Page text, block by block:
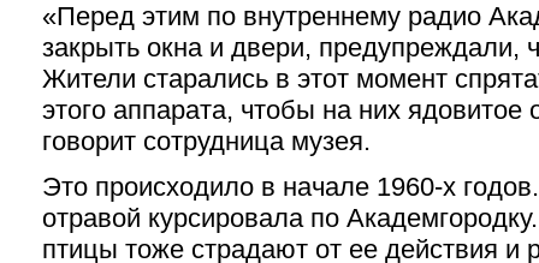
«Перед этим по внутреннему радио
закрыть окна и двери, предупреждали,
Жители старались в этот момент
этого аппарата, чтобы на них
говорит сотрудница музея.
Это происходило в начале 1960-х
отравой курсировала по
птицы тоже страдают от ее действия и